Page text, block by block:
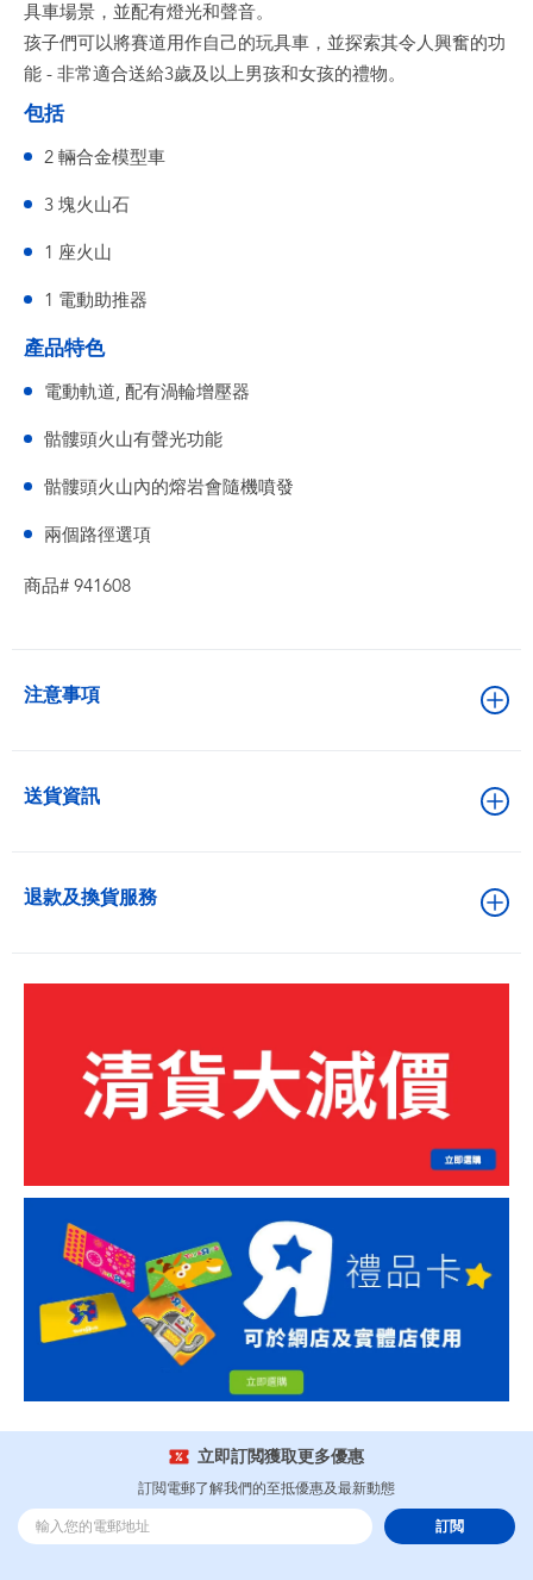
具車場景，並配有燈光和聲音。
孩子們可以將賽道用作自己的玩具車，並探索其令人興奮的功
能 - 非常適合送給3歲及以上男孩和女孩的禮物。
包括
2 輛合金模型車
3 塊火山石
1 座火山
1 電動助推器
產品特色
電動軌道, 配有渦輪增壓器
骷髏頭火山有聲光功能
骷髏頭火山內的熔岩會隨機噴發
兩個路徑選項
商品# 941608
注意事項
送貨資訊
退款及換貨服務
立即訂閲獲取更多優惠
訂閲電郵了解我們的至抵優惠及最新動態
訂閲